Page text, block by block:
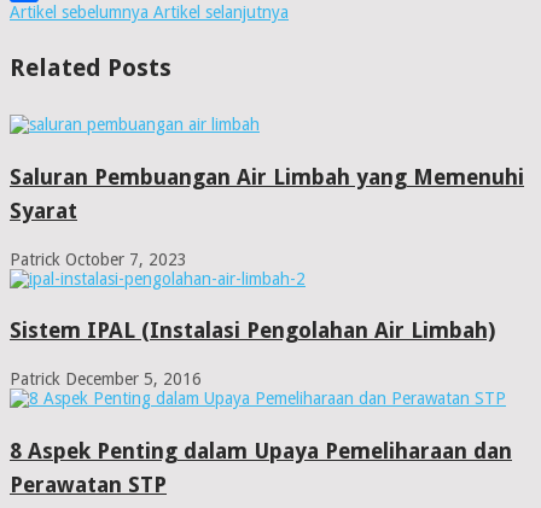
Share
Artikel sebelumnya Artikel selanjutnya
Related Posts
Saluran Pembuangan Air Limbah yang Memenuhi
Syarat
Patrick October 7, 2023
Sistem IPAL (Instalasi Pengolahan Air Limbah)
Patrick December 5, 2016
8 Aspek Penting dalam Upaya Pemeliharaan dan
Perawatan STP